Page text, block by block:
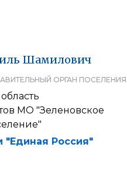
Шамилович
ОРГАН ПОСЕЛЕНИЯ
МО "Зеленовское
"Единая Россия"